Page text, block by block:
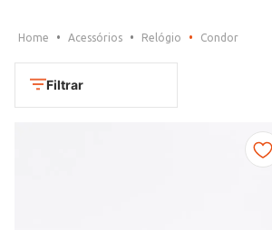
Acessórios Relógio Condor
Filtrar